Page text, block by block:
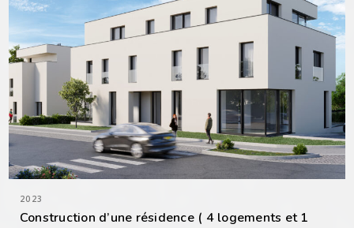
2023
Construction d’une résidence ( 4 logements et 1